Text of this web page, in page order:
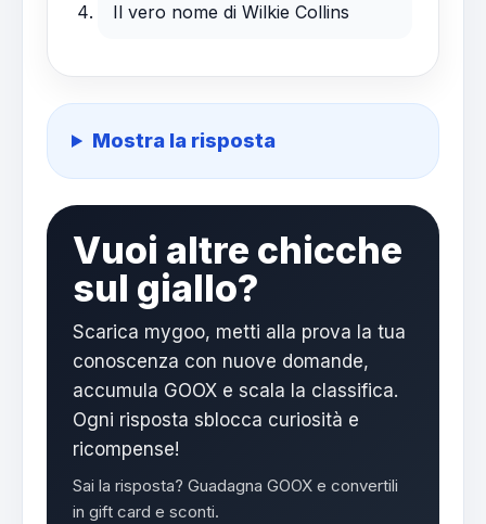
Il vero nome di Wilkie Collins
Mostra la risposta
Vuoi altre chicche
sul giallo?
Scarica mygoo, metti alla prova la tua
conoscenza con nuove domande,
accumula GOOX e scala la classifica.
Ogni risposta sblocca curiosità e
ricompense!
Sai la risposta? Guadagna GOOX e convertili
in gift card e sconti.